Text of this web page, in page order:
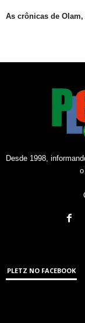
As crônicas de
Desde 1998,
PLETZ NO FACEBOOK